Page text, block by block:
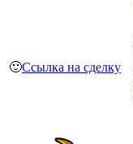
🙂Ссылка на сделку